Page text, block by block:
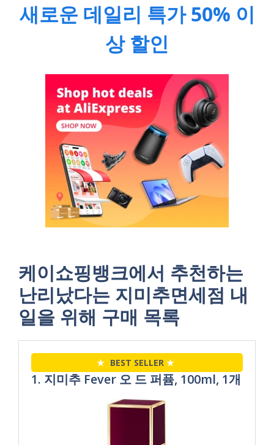
새로운 데일리 특가 50% 이
상 할인
케이쇼핑뱅크에서 추천하는
난리났다는 지미추면세점 내
일을 위해 구매 목록
★ BEST SELLER ★
1. 지미추 Fever 오 드 퍼퓸, 100ml, 1개